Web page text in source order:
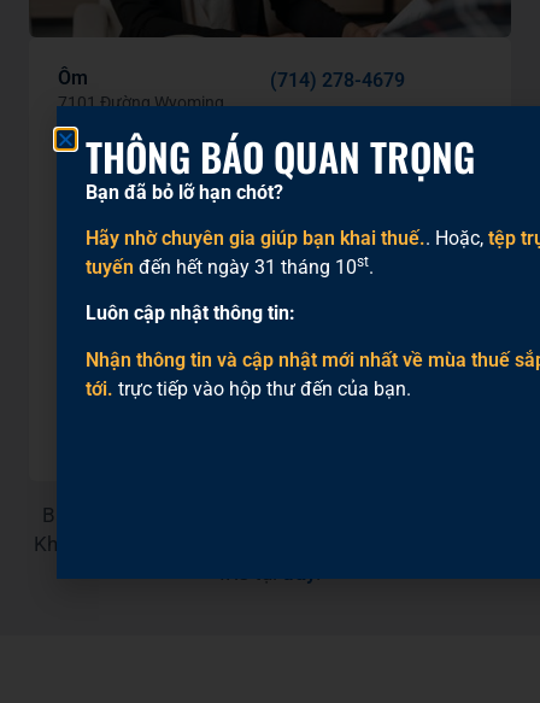
Ôm
7101 Đường Wyoming,
Westminster, CA 92683
(714) 278-4679
Quỹ Bàn Tay Tốt
9876 Garden Grove Blvd,
Garden Grove, CA 92844
(Bên trong Tòa nhà Trung
Các cuộc hẹn có sẵn vào thứ Ba
giờ chiều.
(714) 400-2089
(714) 773-5365
SparkPoint OC (949) 263-6178
Bạn muốn xin cấp và gia hạn ITIN bằng cách khác?
Không thành vấn đề! Bạn có thể bắt đầu quy trình với
IRS tạiđây.
THÔNG BÁO QUAN TRỌNG
Bạn đã bỏ lỡ hạn chót?
Hãy nhờ chuyên gia giúp bạn khai thuế.. Hoặc, tệp
tuyến đến hết ngày 31 tháng 10st.
Luôn cập nhật thông tin:
Nhận thông tin và cập nhật mới nhất về mùa thuế
tới. trực tiếp vào hộp thư đến của bạn.